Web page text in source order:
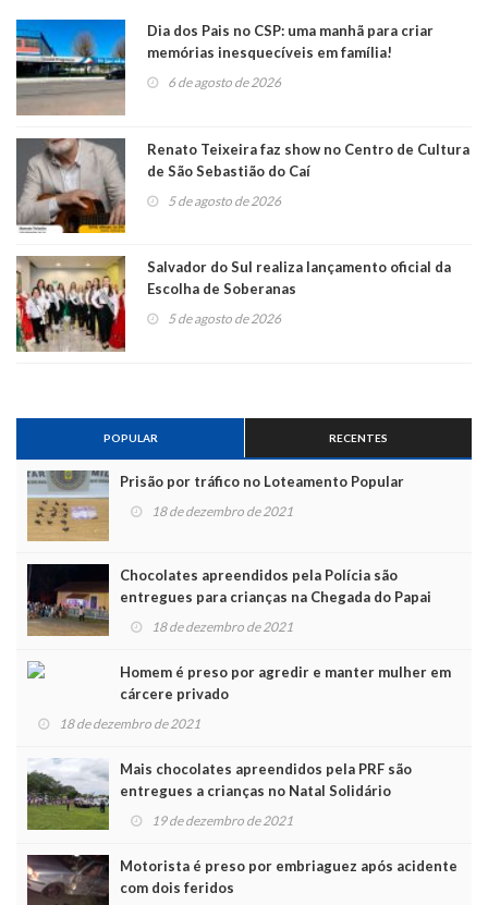
Dia dos Pais no CSP: uma manhã para criar
memórias inesquecíveis em família!
6 de agosto de 2026
Renato Teixeira faz show no Centro de Cultura
de São Sebastião do Caí
5 de agosto de 2026
Salvador do Sul realiza lançamento oficial da
Escolha de Soberanas
5 de agosto de 2026
POPULAR RECENTES
Prisão por tráfico no Loteamento Popular
18 de dezembro de 2021
Chocolates apreendidos pela Polícia são
entregues para crianças na Chegada do Papai
Noel 18 de dezembro de 2021
Homem é preso por agredir e manter mulher em
cárcere privado
18 de dezembro de 2021
Mais chocolates apreendidos pela PRF são
entregues a crianças no Natal Solidário
19 de dezembro de 2021
Motorista é preso por embriaguez após acidente
com dois feridos